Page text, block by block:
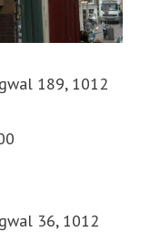
189, 1012
36, 1012